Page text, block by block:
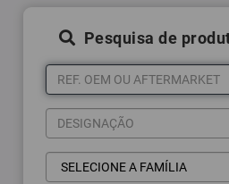
Pesquisa de